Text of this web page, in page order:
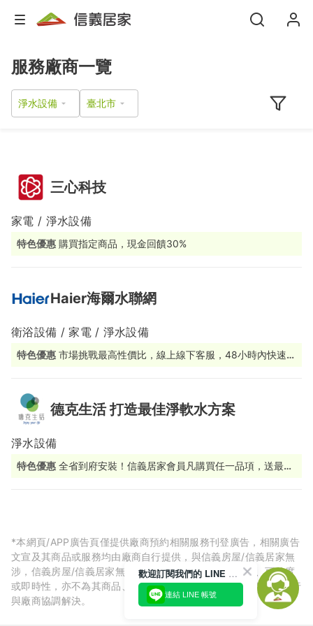
服務廠商一覽
淨水設備
三心科技
家電 / 淨水設備
特色優惠 購買指定商品，現金回饋30%
Haier海爾水聯網
衛浴設備 / 家電 / 淨水設備
特色優惠 市場挑戰最高性價比，線上線下客服，48小時內快速應
德克生活 打造最佳淨軟水方案
淨水設備
特色優惠 全省到府安裝！信義居家會員凡購買任一品項，送最高
*本網頁/APP廣告頁僅提供廠商預約相關服務刊登廣告，相關廣告
文宣及其商品或服務均由廠商自行提供，與信義房屋/信義居家無
涉，信義房屋/信義居家無法擔保廠商廣告內容的正確性、可信度
或即時性，亦不為其商品、服務品質負責，所生任何爭議皆請自行
與廠商協調解決。
歡迎訂閱我們的 LINE 官方帳號
連結 LINE 帳號